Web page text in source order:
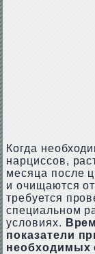
Когда
нарциссов,
месяца после
и очищаются
требуется
специальном
условиях.
показатели
необходимых